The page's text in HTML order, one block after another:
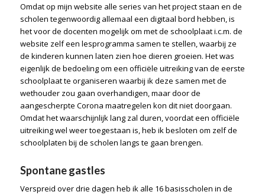
Omdat op mijn website alle series van het project staan en de
scholen tegenwoordig allemaal een digitaal bord hebben, is
het voor de docenten mogelijk om met de schoolplaat i.c.m. de
website zelf een lesprogramma samen te stellen, waarbij ze
de kinderen kunnen laten zien hoe dieren groeien. Het was
eigenlijk de bedoeling om een officiële uitreiking van de eerste
schoolplaat te organiseren waarbij ik deze samen met de
wethouder zou gaan overhandigen, maar door de
aangescherpte Corona maatregelen kon dit niet doorgaan.
Omdat het waarschijnlijk lang zal duren, voordat een officiële
uitreiking wel weer toegestaan is, heb ik besloten om zelf de
schoolplaten bij de scholen langs te gaan brengen.
Spontane gastles
Verspreid over drie dagen heb ik alle 16 basisscholen in de